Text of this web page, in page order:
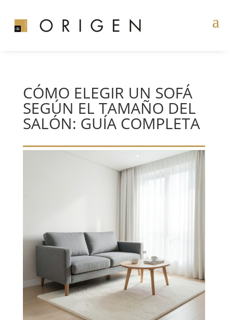
CÓMO ELEGIR UN SOFÁ
SEGÚN EL TAMAÑO DEL
SALÓN: GUÍA COMPLETA